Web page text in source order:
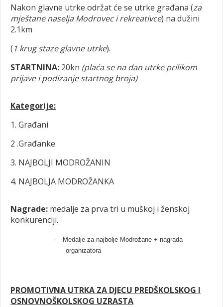
Nakon glavne utrke održat će se utrke građana (za
mještane naselja Modrovec i rekreativce) na dužini
2.1km
( 1 krug staze glavne utrke).
STARTNINA: 20kn (plaća se na dan utrke prilikom
prijave i podizanje startnog broja)
Kategorije:
1. Građani
2 .Građanke
3. NAJBOLJI MODROŽANIN
4. NAJBOLJA MODROŽANKA
Nagrade: medalje za prva tri u muškoj i ženskoj
konkurenciji.
-
Medalje za najbolje Modrožane + nagrada
organizatora
PROMOTIVNA UTRKA ZA DJECU PREDŠKOLSKOG I
OSNOVNOŠKOLSKOG UZRASTA